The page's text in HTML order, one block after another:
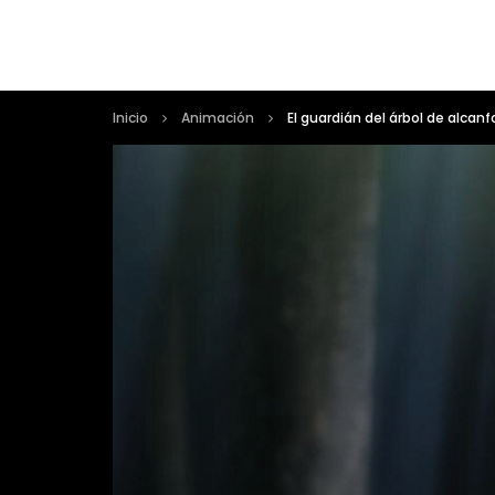
Inicio Animación El guardián del árbol de